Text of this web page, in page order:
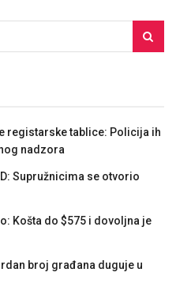
registarske tablice: Policija ih
nadzora
Supružnicima se otvorio
Košta do $575 i dovoljna je
broj građana duguje u